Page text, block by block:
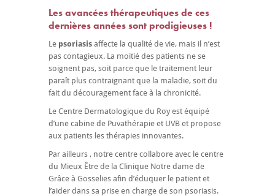
Les avancées thérapeutiques de ces
dernières années sont prodigieuses !
Le psoriasis affecte la qualité de vie, mais il n’est
pas contagieux. La moitié des patients ne se
soignent pas, soit parce que le traitement leur
paraît plus contraignant que la maladie, soit du
fait du découragement face à la chronicité.
Le Centre Dermatologique du Roy est équipé
d’une cabine de Puvathérapie et UVB et propose
aux patients les thérapies innovantes.
Par ailleurs , notre centre collabore avec le centre
du Mieux Être de la Clinique Notre dame de
Grâce à Gosselies afin d’éduquer le patient et
l’aider dans sa prise en charge de son psoriasis.